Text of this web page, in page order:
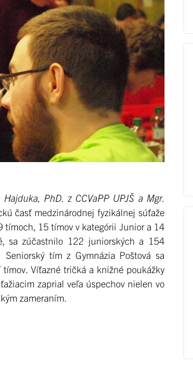
Hajduka, PhD. z CCVaPP UPJŠ a Mgr.
časť medzinárodnej fyzikálnej súťaže
15 tímov v kategórii Junior a 14
sa zúčastnilo 122 juniorských a 154
tím z Gymnázia Poštová sa
Víťazné tričká a knižné poukážky
zaprial veľa úspechov nielen vo
zameraním.